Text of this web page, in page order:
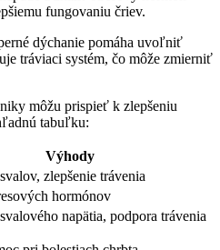
fungovaniu čriev.
dýchanie pomáha uvoľniť
tráviaci systém, čo môže zmierniť
môžu prispieť k zlepšeniu
tabuľku:
Výhody
zlepšenie trávenia
hormónov
napätia, podpora trávenia